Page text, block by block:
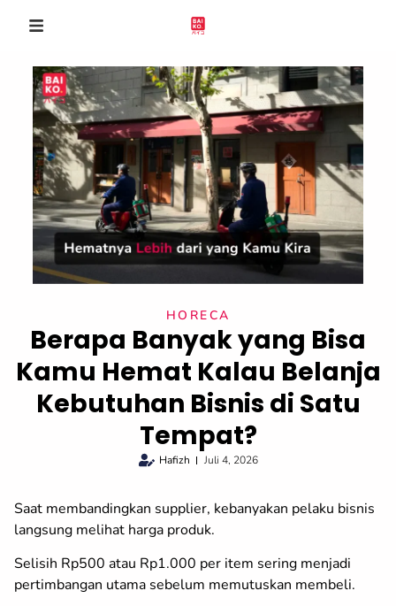
HORECA
Berapa Banyak yang Bisa
Kamu Hemat Kalau Belanja
Kebutuhan Bisnis di Satu
Tempat?
Hafizh Juli 4, 2026
Saat membandingkan supplier, kebanyakan pelaku bisnis
langsung melihat harga produk.
Selisih Rp500 atau Rp1.000 per item sering menjadi
pertimbangan utama sebelum memutuskan membeli.